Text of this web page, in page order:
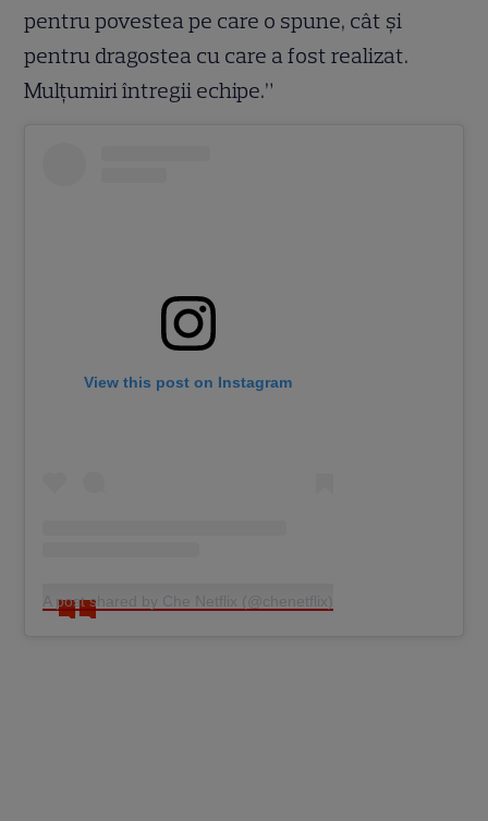
pentru povestea pe care o spune, cât și
pentru dragostea cu care a fost realizat.
Mulțumiri întregii echipe.”
View this post on Instagram
A post shared by Che Netflix (@chenetflix)